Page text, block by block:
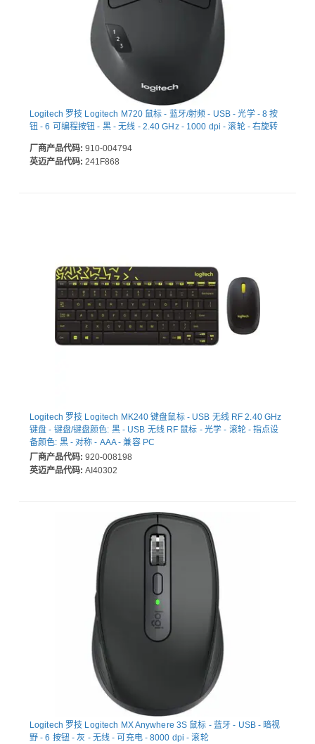
Logitech 罗技 Logitech M720 鼠标 - 蓝牙/射频 - USB - 光学 - 8 按
钮 - 6 可编程按钮 - 黑 - 无线 - 2.40 GHz - 1000 dpi - 滚轮 - 右旋转
厂商产品代码: 910-004794
英迈产品代码: 241F868
Logitech 罗技 Logitech MK240 键盘鼠标 - USB 无线 RF 2.40 GHz
键盘 - 键盘/键盘颜色: 黑 - USB 无线 RF 鼠标 - 光学 - 滚轮 - 指点设
备颜色: 黑 - 对称 - AAA - 兼容 PC
厂商产品代码: 920-008198
英迈产品代码: AI40302
Logitech 罗技 Logitech MX Anywhere 3S 鼠标 - 蓝牙 - USB - 暗视
野 - 6 按钮 - 灰 - 无线 - 可充电 - 8000 dpi - 滚轮